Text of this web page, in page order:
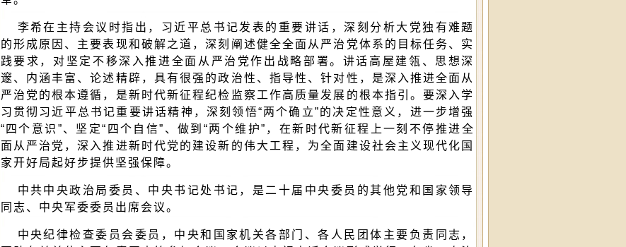
李希在主持会议时指出，习近平总书记发表的重要讲话，深刻分析大党独有难题
的形成原因、主要表现和破解之道，深刻阐述健全全面从严治党体系的目标任务、实
践要求，对坚定不移深入推进全面从严治党作出战略部署。讲话高屋建瓴、思想深
邃、内涵丰富、论述精辟，具有很强的政治性、指导性、针对性，是深入推进全面从
严治党的根本遵循，是新时代新征程纪检监察工作高质量发展的根本指引。要深入学
习贯彻习近平总书记重要讲话精神，深刻领悟“两个确立”的决定性意义，进一步增强
“四个意识”、坚定“四个自信”、做到“两个维护”，在新时代新征程上一刻不停推进全
面从严治党，深入推进新时代党的建设新的伟大工程，为全面建设社会主义现代化国
家开好局起好步提供坚强保障。
中共中央政治局委员、中央书记处书记，是二十届中央委员的其他党和国家领导
同志、中央军委委员出席会议。
中央纪律检查委员会委员，中央和国家机关各部门、各人民团体主要负责同志，